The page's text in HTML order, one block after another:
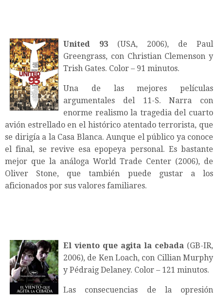
United 93 (USA, 2006), de Paul
Greengrass, con Christian Clemenson y
Trish Gates. Color – 91 minutos.
Una de las mejores películas
argumentales del 11-S. Narra con
enorme realismo la tragedia del cuarto
avión estrellado en el histórico atentado terrorista, que
se dirigía a la Casa Blanca. Aunque el público ya conoce
el final, se revive esa epopeya personal. Es bastante
mejor que la análoga World Trade Center (2006), de
Oliver Stone, que también puede gustar a los
aficionados por sus valores familiares.
El viento que agita la cebada (GB-IR,
2006), de Ken Loach, con Cillian Murphy
y Pédraig Delaney. Color – 121 minutos.
Las consecuencias de la opresión